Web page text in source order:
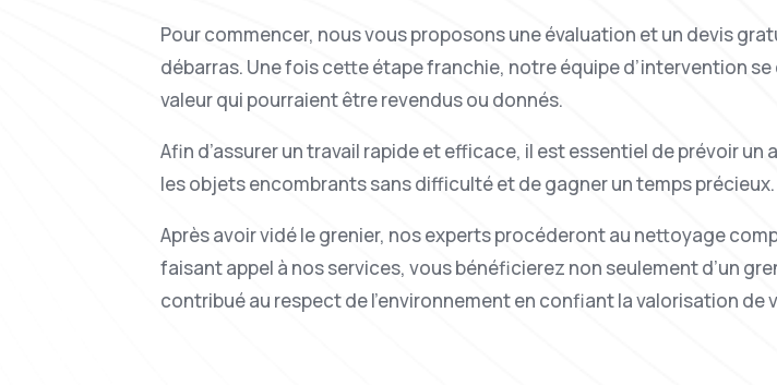
Pour commencer, nous vous proposons une évaluation et un devis
débarras. Une fois cette étape franchie, notre équipe d’intervention
valeur qui pourraient être revendus ou donnés.
Afin d’assurer un travail rapide et efficace, il est essentiel de prévoir
les objets encombrants sans difficulté et de gagner un temps précieux.
Après avoir vidé le grenier, nos experts procéderont au nettoyage
faisant appel à nos services, vous bénéficierez non seulement d’un
contribué au respect de l’environnement en confiant la valorisation de